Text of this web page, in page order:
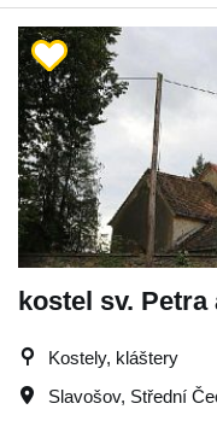
kostel sv. Petra
Kostely, kláštery
Slavošov, Střední